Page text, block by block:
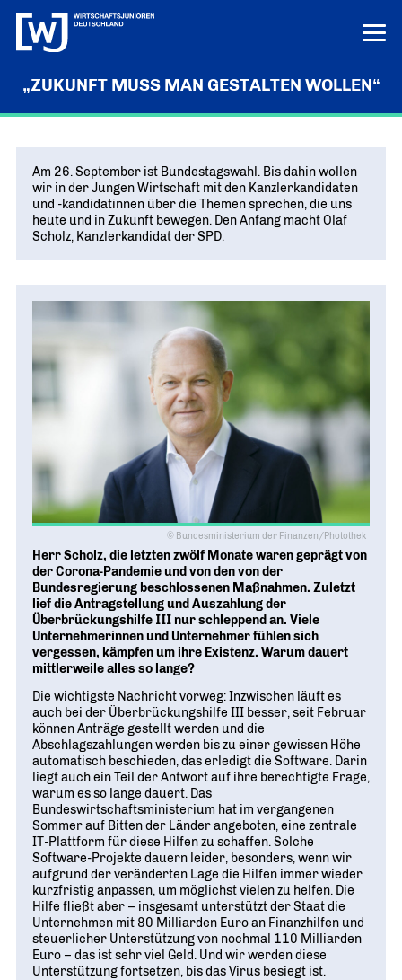
LERN UNS KENNEN
ÜBER UNS
Die junge Wirtschaft
MISSION UND ZIELE
DAS FÜHRUNGSTEAM DES VERBANDS
Bundesgeschäftsstelle
ANSPRECHPARTNER IN BERLIN
Geschichte
Partner
NETZWERKE WELTWEIT
Partner
Deutsche Industrie- und Handelskammer (DIHK)
Junior Chamber International (JCI)
G20 Young Entrepreneurs‘ Alliance
PROJEKTE
Ausbildungs-Ass
DEUTSCHLANDS BESTE AUSBILDER
Tag der jungen Wirtschaft
WIRTSCHAFTSGIPFEL
WIRTSCHAFT TRIFFT POLITIK
WJD TRAINING
Ein Tag Azubi
BERUFSEINSTIEG ERLEICHTERN
Wirtschaftswissen im Wettbewerb (w³)
WIRTSCHAFTSQUIZ FÜR SCHÜLER
CYE
CREATIVE YOUNG ENTREPRENEUR
POSITIONEN
Digitalisierung
Europa und die Welt
Bildung und Fachkräfte
Energie und Nachhaltigkeit
Pressemitteilungen NEWS
Publikationen
POSITIONSPAPIERE, BROSCHÜREN
DIE JUNGE WIRTSCHAFT
„ZUKUNFT MUSS MAN GESTALTEN WOLLEN“
Am 26. September ist Bundestagswahl. Bis dahin wollen
wir in der Jungen Wirtschaft mit den Kanzlerkandidaten
und -kandidatinnen über die Themen sprechen, die uns
heute und in Zukunft bewegen. Den Anfang macht Olaf
Scholz, Kanzlerkandidat der SPD.
© Bundesministerium der Finanzen/Photothek
Herr Scholz, die letzten zwölf Monate waren geprägt von
der Corona-Pandemie und von den von der
Bundesregierung beschlossenen Maßnahmen. Zuletzt
lief die Antragstellung und Auszahlung der
Überbrückungshilfe III nur schleppend an. Viele
Unternehmerinnen und Unternehmer fühlen sich
vergessen, kämpfen um ihre Existenz. Warum dauert
mittlerweile alles so lange?
Die wichtigste Nachricht vorweg: Inzwischen läuft es
auch bei der Überbrückungshilfe III besser, seit Februar
können Anträge gestellt werden und die
Abschlagszahlungen werden bis zu einer gewissen Höhe
automatisch beschieden, das erledigt die Software. Darin
liegt auch ein Teil der Antwort auf ihre berechtigte Frage,
warum es so lange dauert. Das
Bundeswirtschaftsministerium hat im vergangenen
Sommer auf Bitten der Länder angeboten, eine zentrale
IT-Plattform für diese Hilfen zu schaffen. Solche
Software-Projekte dauern leider, besonders, wenn wir
aufgrund der veränderten Lage die Hilfen immer wieder
kurzfristig anpassen, um möglichst vielen zu helfen. Die
Hilfe fließt aber – insgesamt unterstützt der Staat die
Unternehmen mit 80 Milliarden Euro an Finanzhilfen und
steuerlicher Unterstützung von nochmal 110 Milliarden
Euro – das ist sehr viel Geld. Und wir werden diese
Unterstützung fortsetzen, bis das Virus besiegt ist.